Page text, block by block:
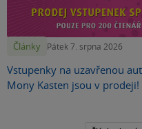
Články Pátek 7. srpna 2026
Vstupenky na uzavřenou
Mony Kasten jsou v prodeji!